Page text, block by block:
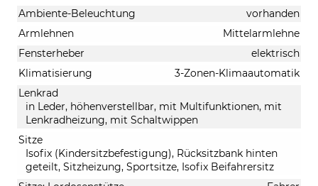
Ambiente-Beleuchtung
vorhanden
Armlehnen
Mittelarmlehne
Fensterheber
elektrisch
Klimatisierung
3-Zonen-Klimaautomatik
Lenkrad
in Leder, höhenverstellbar, mit Multifunktionen, mit
Lenkradheizung, mit Schaltwippen
Sitze
Isofix (Kindersitzbefestigung), Rücksitzbank hinten
geteilt, Sitzheizung, Sportsitze, Isofix Beifahrersitz